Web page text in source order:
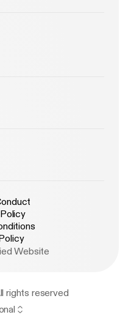
Website
rights reserved